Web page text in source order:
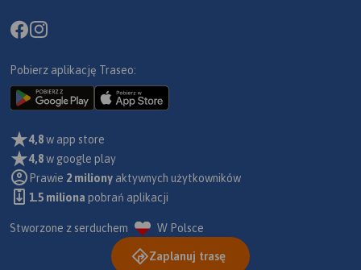
Pobierz aplikację Traseo:
4,8w app store
4,8w google play
Prawie 2 miliony aktywnych użytkowników
1.5 miliona pobrań aplikacji
Stworzone z serduchem W Polsce
Zaplanuj trasę